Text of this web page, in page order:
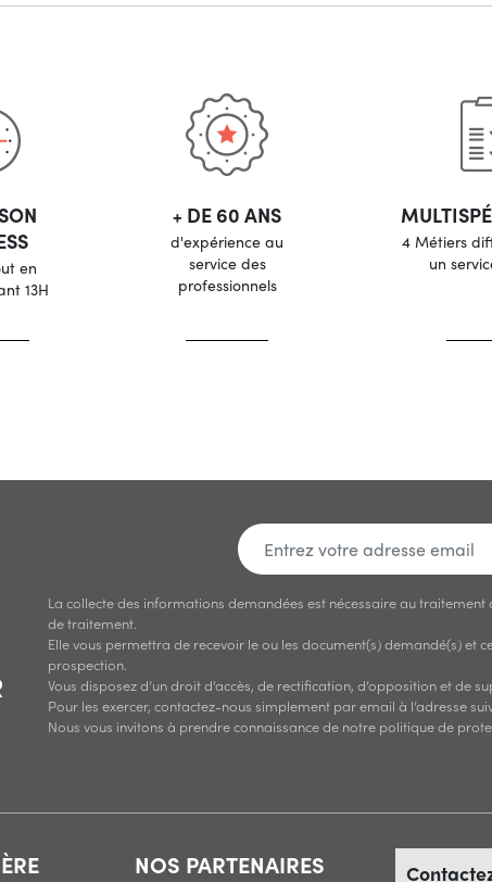
en
13H
+ DE 60 ANS
d'expérience au
service des
professionnels
4 Métiers
un
La collecte des informations demandées est nécessaire au
de traitement.
Elle vous permettra de recevoir le ou les document(s) demandé(s) et
prospection.
Vous disposez d’un droit d’accès, de rectification, d’opposition et de
Pour les exercer, contactez-nous simplement par email à l’adresse
Nous vous invitons à prendre connaissance de notre politique de
NOS PARTENAIRES